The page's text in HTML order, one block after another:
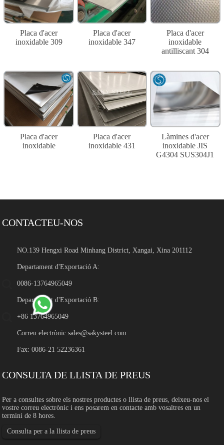
Placa d'acer
inoxidable 309
Placa d'acer
inoxidable 347
Placa d'acer
inoxidable
antilliscant 304
Placa d'acer
inoxidable
Placa d'acer
inoxidable 431
Làmines d'acer
inoxidable JIS
G4304 SUS304J1
CONTACTEU-NOS
NO.139 Hengxi Road Minhang District, Xangai, Xina 201112
Departament d'Exportació A:
0086-13764965049
Departament d'Exportació B:
+86 13764965049
Correu electrònic:sales@sakysteel.com
Fax: 0086-21 52236361
CONSULTA DE LLISTA DE PREUS
Per a consultes sobre els nostres productes o llista de preus, deixeu-nos el
vostre correu electrònic i ens posarem en contacte amb vosaltres en un
termini de 8 hores.
Consulta per a la llista de preus